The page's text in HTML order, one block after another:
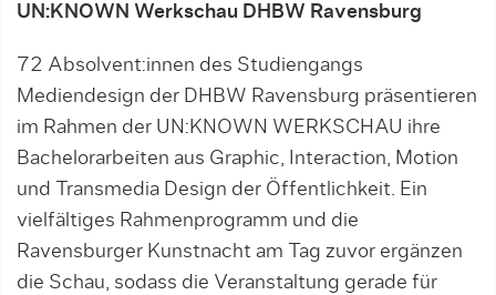
UN:KNOWN Werkschau DHBW Ravensburg
72 Absolvent:innen des Studiengangs
Mediendesign der DHBW Ravensburg präsentieren
im Rahmen der UN:KNOWN WERKSCHAU ihre
Bachelorarbeiten aus Graphic, Interaction, Motion
und Transmedia Design der Öffentlichkeit. Ein
vielfältiges Rahmenprogramm und die
Ravensburger Kunstnacht am Tag zuvor ergänzen
die Schau, sodass die Veranstaltung gerade für